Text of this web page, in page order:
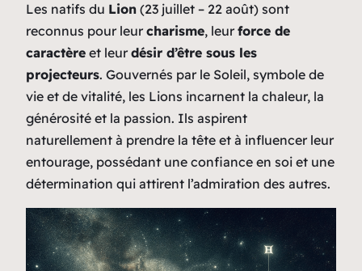
Les natifs du Lion (23 juillet – 22 août) sont
reconnus pour leur charisme, leur force de
caractère et leur désir d’être sous les
projecteurs. Gouvernés par le Soleil, symbole de
vie et de vitalité, les Lions incarnent la chaleur, la
générosité et la passion. Ils aspirent
naturellement à prendre la tête et à influencer leur
entourage, possédant une confiance en soi et une
détermination qui attirent l’admiration des autres.